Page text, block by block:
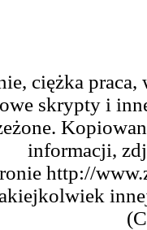
ciężka
skrypty i
informacji,
http://